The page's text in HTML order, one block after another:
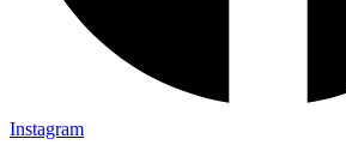
Instagram